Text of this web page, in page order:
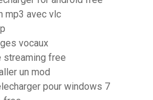
mp3 avec vlc
vocaux
streaming free
un mod
pour windows 7